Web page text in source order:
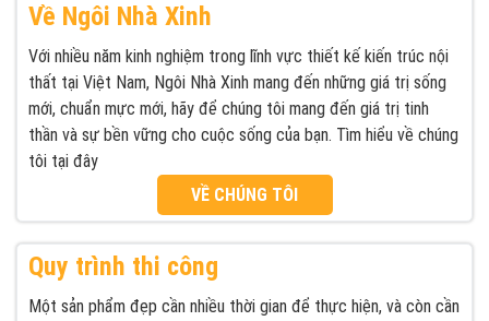
Về Ngôi Nhà Xinh
Với nhiều năm kinh nghiệm trong lĩnh vực thiết kế kiến trúc nội
thất tại Việt Nam, Ngôi Nhà Xinh mang đến những giá trị sống
mới, chuẩn mực mới, hãy để chúng tôi mang đến giá trị tinh
thần và sự bền vững cho cuộc sống của bạn. Tìm hiểu về chúng
tôi tại đây
VỀ CHÚNG TÔI
Quy trình thi công
Một sản phẩm đẹp cần nhiều thời gian để thực hiện, và còn cần